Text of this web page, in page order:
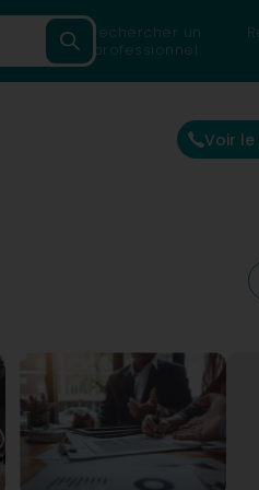
Rechercher un
professionnel
Voir